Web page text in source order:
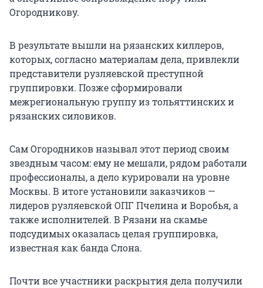
Огородникову.
В результате вышли на рязанских киллеров,
которых, согласно материалам дела, привлекли
представители рузляевской преступной
группировки. Позже сформировали
межрегиональную группу из тольяттинских и
рязанских силовиков.
Сам Огородников называл этот период своим
звездным часом: ему не мешали, рядом работали
профессионалы, а дело курировали на уровне
Москвы. В итоге установили заказчиков —
лидеров рузляевской ОПГ Пчелина и Воробья, а
также исполнителей. В Рязани на скамье
подсудимых оказалась целая группировка,
известная как банда Слона.
Почти все участники раскрытия дела получили